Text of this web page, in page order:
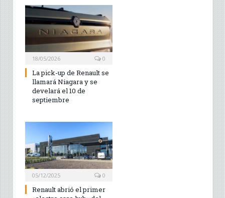
18/05/2026 0
La pick-up de Renault se
llamará Niagara y se
develará el 10 de
septiembre
05/12/2025 0
Renault abrió el primer